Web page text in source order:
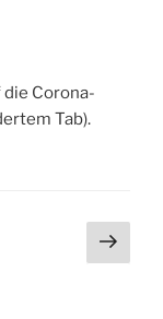
Corona-
Tab).